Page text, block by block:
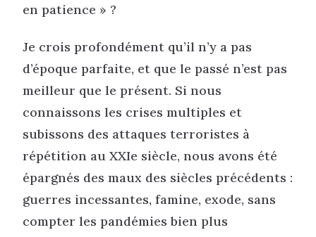
en patience » ?
Je crois profondément qu’il n’y a pas
d’époque parfaite, et que le passé n’est pas
meilleur que le présent. Si nous
connaissons les crises multiples et
subissons des attaques terroristes à
répétition au XXIe siècle, nous avons été
épargnés des maux des siècles précédents :
guerres incessantes, famine, exode, sans
compter les pandémies bien plus